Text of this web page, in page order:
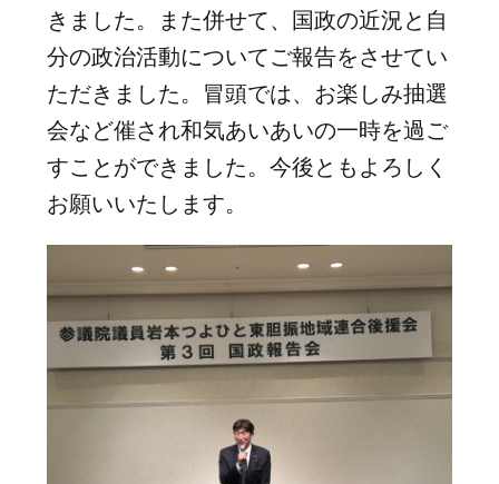
きました。また併せて、国政の近況と自
分の政治活動についてご報告をさせてい
ただきました。冒頭では、お楽しみ抽選
会など催され和気あいあいの一時を過ご
すことができました。今後ともよろしく
お願いいたします。